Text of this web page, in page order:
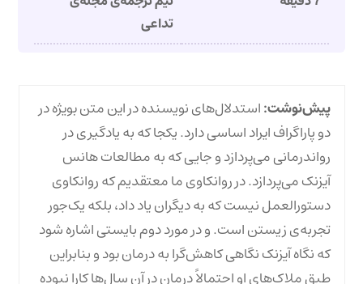
تداعی
پیش‌نوشت:استدلال‌های نویسنده در این متن بویژه در
دو پاراگراف ایراد اساسی دارد. یکجا که به یادگیری در
رواندرمانی می‌پردازد و جایی که به مطالعات هانس
آیزنک می‌پردازد. در روانکاوی ما معتقدیم که روانکاوی
دستورالعمل نیست که به دیگران یاد داد، بلکه یک‌جور
تجربه‌ی زیستن است. و در مورد دوم بایستی اشاره شود
که نگاه آیزنک نگاهی کاهش‌گرا به درمان بود و بنابراین
طبق ملاک‌های او احتمالاً درمان در آن سال‌ها کارا نبوده